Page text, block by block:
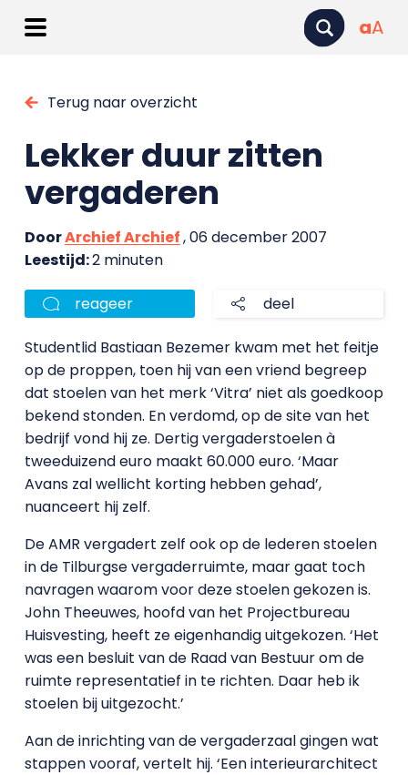
aA
Terug naar overzicht
Lekker duur zitten
vergaderen
DoorArchief Archief, 06 december 2007
Leestijd:2 minuten
reageer deel
Studentlid Bastiaan Bezemer kwam met het feitje
op de proppen, toen hij van een vriend begreep
dat stoelen van het merk ‘Vitra’ niet als goedkoop
bekend stonden. En verdomd, op de site van het
bedrijf vond hij ze. Dertig vergaderstoelen à
tweeduizend euro maakt 60.000 euro. ‘Maar
Avans zal wellicht korting hebben gehad’,
nuanceert hij zelf.
De AMR vergadert zelf ook op de lederen stoelen
in de Tilburgse vergaderruimte, maar gaat toch
navragen waarom voor deze stoelen gekozen is.
John Theeuwes, hoofd van het Projectbureau
Huisvesting, heeft ze eigenhandig uitgekozen. ‘Het
was een besluit van de Raad van Bestuur om de
ruimte representatief in te richten. Daar heb ik
stoelen bij uitgezocht.’
Aan de inrichting van de vergaderzaal gingen wat
stappen vooraf, vertelt hij. ‘Een interieurarchitect